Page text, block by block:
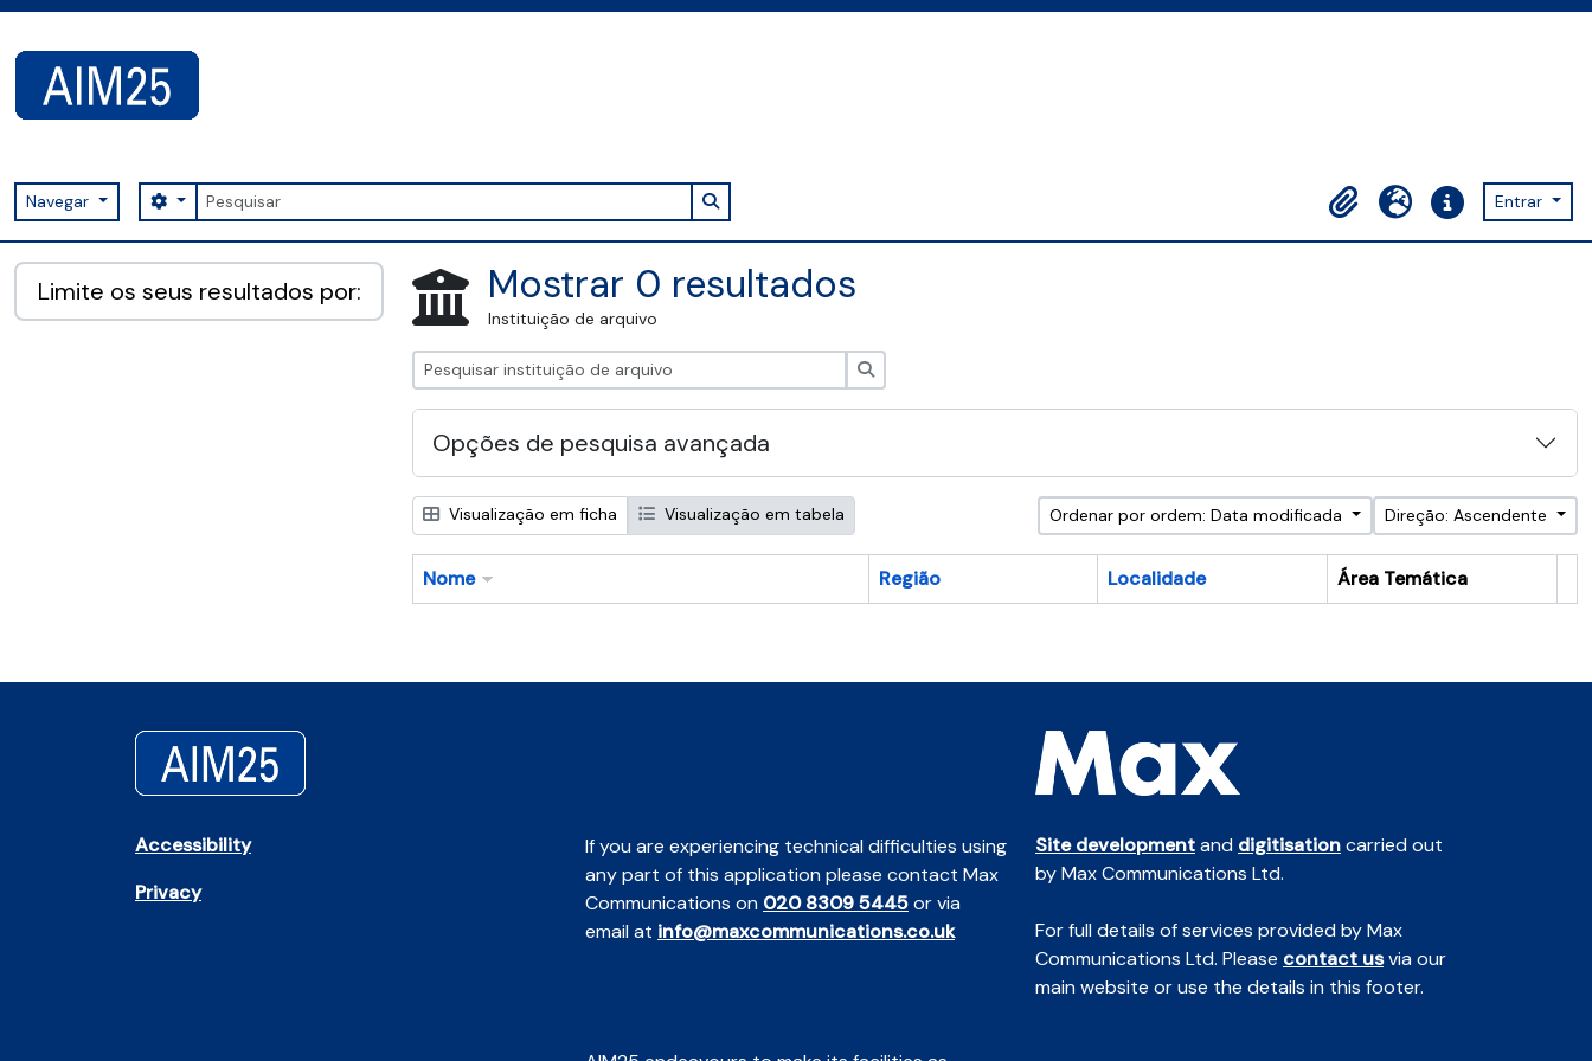
Navegar Pesquisar
Search options Search in browse page
Área de transferência
Idioma Ligações rápidas
Entrar
AIM25 - AtoM 2.8.2
Limite os seus resultados por: Mostrar 0 resultados
Instituição de arquivo
Opções de pesquisa avançada
Visualização em ficha Visualização em tabela Ordenar por ordem: Data modificada Direção: Ascendente
Nome Região Localidade
Área Temática
Accessibility
Privacy
If you are experiencing technical difficulties using
any part of this application please contact Max
Communications on 020 8309 5445or via
email at info@maxcommunications.co.uk
Site developmentand digitisationcarried out
by Max Communications Ltd.
For full details of services provided by Max
Communications Ltd. Please contact usvia our
main website or use the details in this footer.